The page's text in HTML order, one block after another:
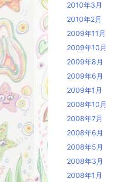
2010年3月
2010年2月
2009年11月
2009年10月
2009年8月
2009年6月
2009年1月
2008年10月
2008年7月
2008年6月
2008年5月
2008年3月
2008年1月